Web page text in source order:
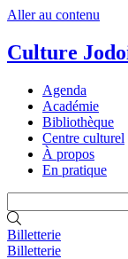
Aller au contenu
Culture
Agenda
Académie
Bibliothèque
Centre culturel
À propos
En pratique
Billetterie
Billetterie